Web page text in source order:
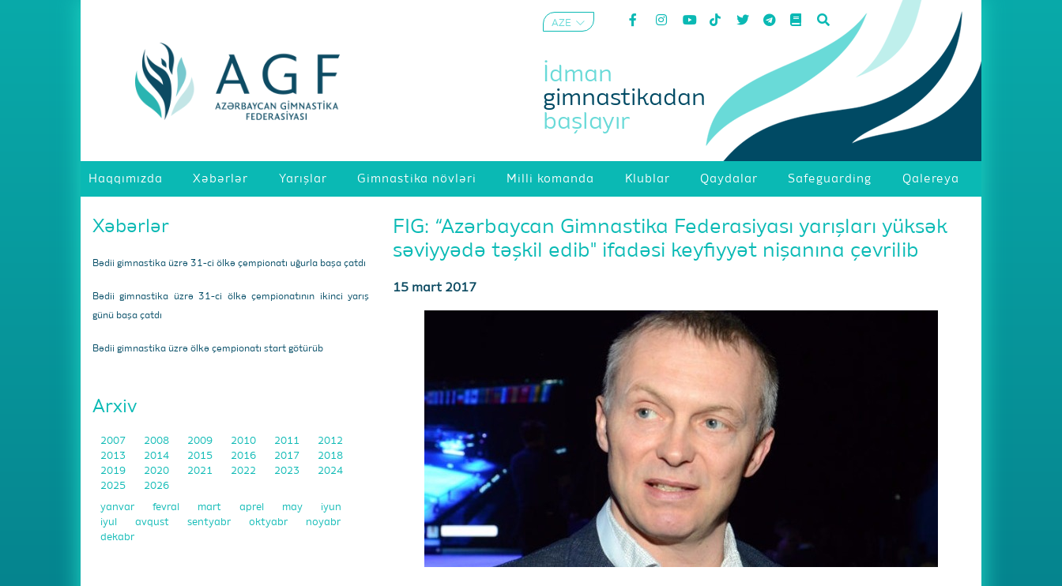
AZE
İdman
gimnastikadan
başlayır
Haqqımızda Xəbərlər Yarışlar Gimnastika növləri Milli komanda Klublar Qaydalar Safeguarding Qalereya
Xəbərlər
Bədii gimnastika üzrə 31-ci ölkə çempionatı uğurla başa çatdı
Bədii gimnastika üzrə 31-ci ölkə çempionatının ikinci yarış
günü başa çatdı
Bədii gimnastika üzrə ölkə çempionatı start götürüb
Arxiv
2007 2008 2009 2010 2011
2012
2013
2014 2015 2016 2017
2018
2019
2020 2021 2022 2023
2024
2025
2026
yanvar fevral mart aprel may
iyun
iyul
avqust sentyabr oktyabr
noyabr
dekabr
FIG: “Azərbaycan Gimnastika Federasiyası yarışları yüksək
səviyyədə təşkil edib" ifadəsi keyfiyyət nişanına çevrilib
15 mart 2017